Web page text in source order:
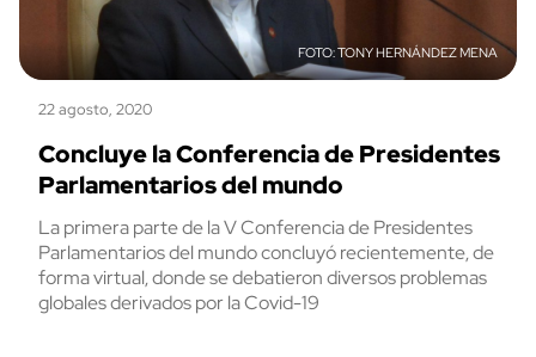
TONY HERNÁNDEZ MENA
22 agosto, 2020
Concluye la Conferencia de Presidentes
Parlamentarios del mundo
La primera parte de la V Conferencia de Presidentes
Parlamentarios del mundo concluyó recientemente, de
forma virtual, donde se debatieron diversos problemas
globales derivados por la Covid-19